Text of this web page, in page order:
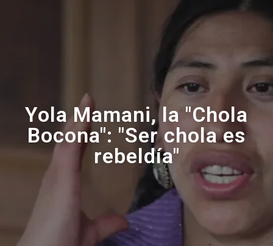
Yola Mamani, la "Chola
Bocona": "Ser chola es
rebeldía"